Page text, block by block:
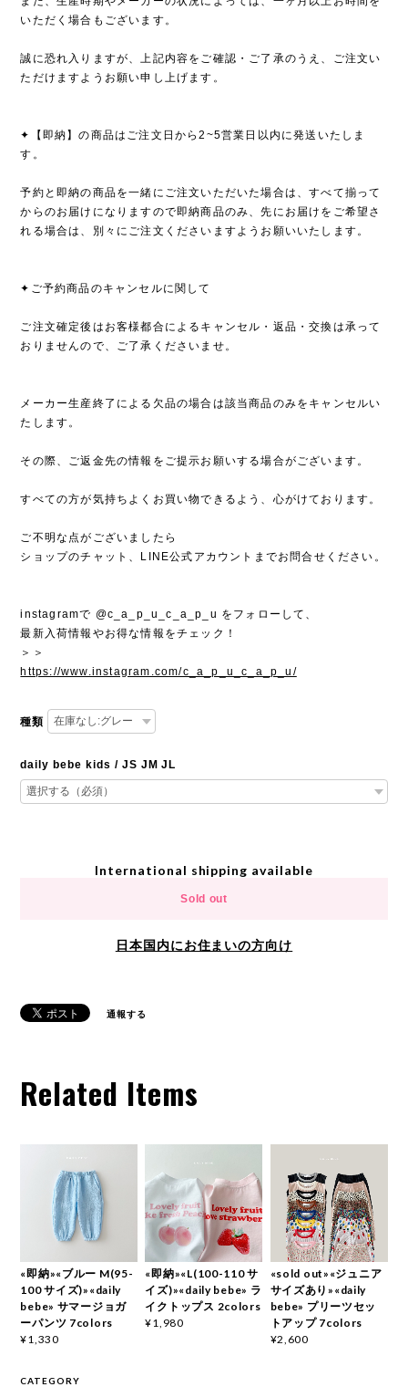
いただく場合もございます。
誠に恐れ入りますが、上記内容をご確認・ご了承のうえ、ご注文い
ただけますようお願い申し上げます。
✦【即納】の商品はご注文日から2~5営業日以内に発送いたしま
す。
予約と即納の商品を一緒にご注文いただいた場合は、すべて揃って
からのお届けになりますので即納商品のみ、先にお届けをご希望さ
れる場合は、別々にご注文くださいますようお願いいたします。
✦ご予約商品のキャンセルに関して
ご注文確定後はお客様都合によるキャンセル・返品・交換は承って
おりませんので、ご了承くださいませ。
メーカー生産終了による欠品の場合は該当商品のみをキャンセルい
たします。
その際、ご返金先の情報をご提示お願いする場合がございます。
すべての方が気持ちよくお買い物できるよう、心がけております。
ご不明な点がございましたら
ショップのチャット、LINE公式アカウントまでお問合せください。
instagramで @c_a_p_u_c_a_p_u をフォローして、
最新入荷情報やお得な情報をチェック！
＞＞
https://www.instagram.com/c_a_p_u_c_a_p_u/
種類
daily bebe kids / JS JM JL
International shipping available
Sold out
日本国内にお住まいの方向け
通報する
Related Items
«即納»«ブルー M(95-
100 サイズ)»«daily
bebe» サマージョガ
ーパンツ 7colors
¥1,330
«即納»«L(100-110 サ
イズ)»«daily bebe» ラ
イクトップス 2colors
¥1,980
«sold out»«ジュニア
サイズあり»«daily
bebe» プリーツセッ
トアップ 7colors
¥2,600
CATEGORY